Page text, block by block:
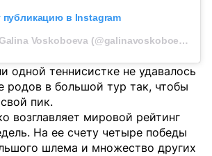
публикацию в Instagram
Публикация от Galina Voskoboeva (@galinavoskoboeva)
одной теннисистке не удавалось
родов в большой тур так, чтобы
пик.
возглавляет мировой рейтинг
На ее счету четыре победы
шлема и множество других